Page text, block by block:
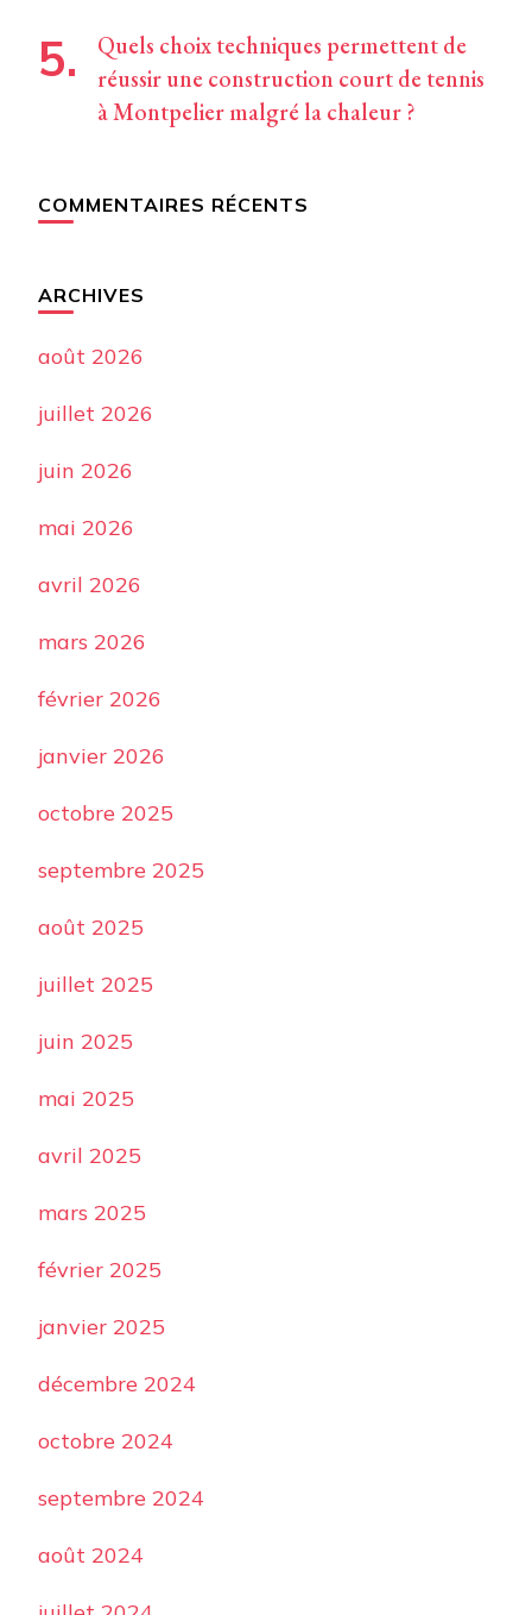
Quels choix techniques permettent de
réussir une construction court de tennis
à Montpelier malgré la chaleur ?
COMMENTAIRES RÉCENTS
ARCHIVES
août 2026
juillet 2026
juin 2026
mai 2026
avril 2026
mars 2026
février 2026
janvier 2026
octobre 2025
septembre 2025
août 2025
juillet 2025
juin 2025
mai 2025
avril 2025
mars 2025
février 2025
janvier 2025
décembre 2024
octobre 2024
septembre 2024
août 2024